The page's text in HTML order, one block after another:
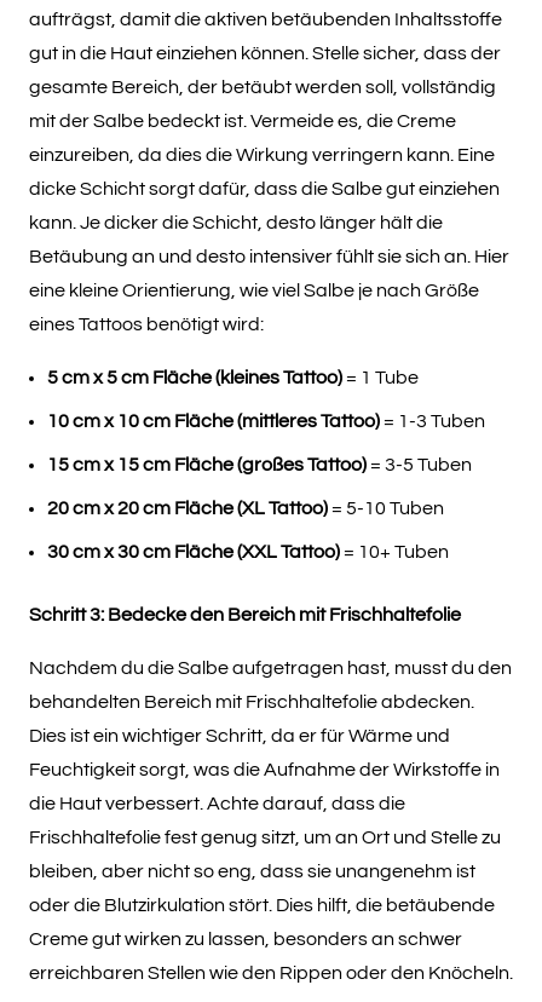
aufträgst, damit die aktiven betäubenden Inhaltsstoffe
gut in die Haut einziehen können. Stelle sicher, dass der
gesamte Bereich, der betäubt werden soll, vollständig
mit der Salbe bedeckt ist. Vermeide es, die Creme
einzureiben, da dies die Wirkung verringern kann. Eine
dicke Schicht sorgt dafür, dass die Salbe gut einziehen
kann. Je dicker die Schicht, desto länger hält die
Betäubung an und desto intensiver fühlt sie sich an. Hier
eine kleine Orientierung, wie viel Salbe je nach Größe
eines Tattoos benötigt wird:
5 cm x 5 cm Fläche (kleines Tattoo) = 1 Tube
10 cm x 10 cm Fläche (mittleres Tattoo) = 1-3 Tuben
15 cm x 15 cm Fläche (großes Tattoo) = 3-5 Tuben
20 cm x 20 cm Fläche (XL Tattoo) = 5-10 Tuben
30 cm x 30 cm Fläche (XXL Tattoo) = 10+ Tuben
Schritt 3: Bedecke den Bereich mit Frischhaltefolie
Nachdem du die Salbe aufgetragen hast, musst du den
behandelten Bereich mit Frischhaltefolie abdecken.
Dies ist ein wichtiger Schritt, da er für Wärme und
Feuchtigkeit sorgt, was die Aufnahme der Wirkstoffe in
die Haut verbessert. Achte darauf, dass die
Frischhaltefolie fest genug sitzt, um an Ort und Stelle zu
bleiben, aber nicht so eng, dass sie unangenehm ist
oder die Blutzirkulation stört. Dies hilft, die betäubende
Creme gut wirken zu lassen, besonders an schwer
erreichbaren Stellen wie den Rippen oder den Knöcheln.